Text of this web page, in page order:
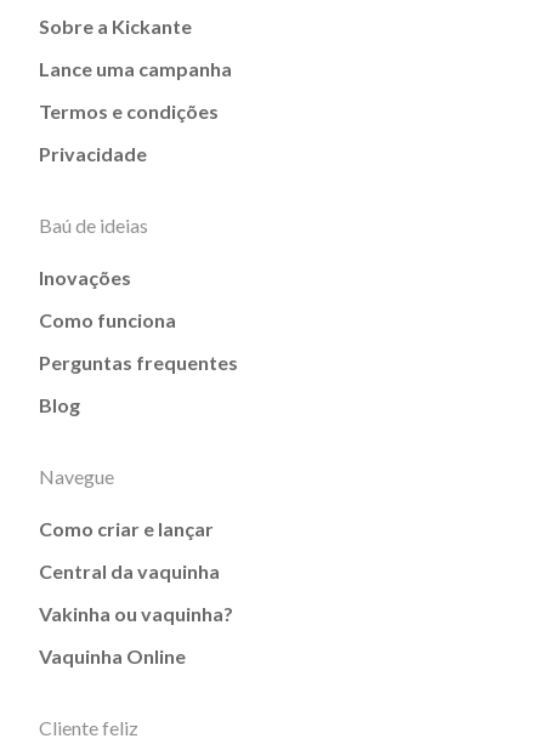
Sobre a Kickante
Lance uma campanha
Termos e condições
Privacidade
Baú de ideias
Inovações
Como funciona
Perguntas frequentes
Blog
Navegue
Como criar e lançar
Central da vaquinha
Vakinha ou vaquinha?
Vaquinha Online
Cliente feliz